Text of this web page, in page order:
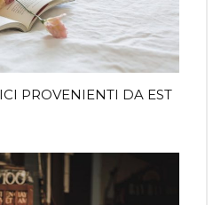
PROVENIENTI DA EST